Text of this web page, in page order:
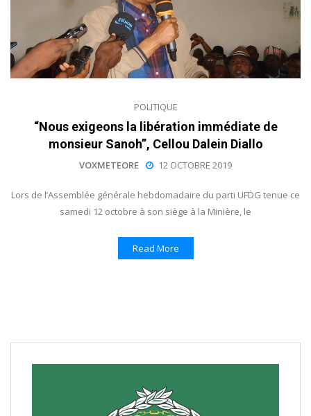
POLITIQUE
“Nous exigeons la libération immédiate de
monsieur Sanoh”, Cellou Dalein Diallo
VOXMETEORE 12 OCTOBRE 2019
Lors de l’Assemblée générale hebdomadaire du parti UFDG tenue ce
samedi 12 octobre à son siège à la Minière, le
Read More